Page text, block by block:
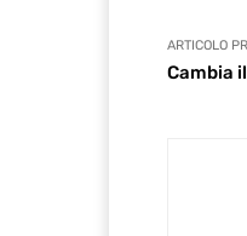
ARTICOLO
Cambia